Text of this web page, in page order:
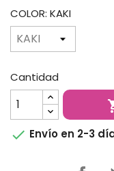
COLOR: KAKI
Cantidad
 Envío en 2-3